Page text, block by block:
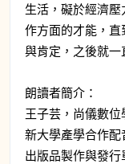
生活，礙於經濟
作方面的才能，
與肯定，之後就一
朗讀者簡介：
王子芸，尚儀數
新大學產學合作
出版品製作與發